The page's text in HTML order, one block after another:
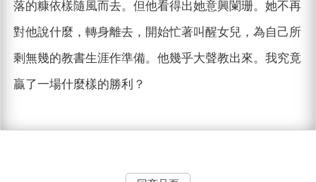
落的糠依樣隨風而去。但他看得出她意興闌珊。她不再
對他說什麼，轉身離去，開始忙著叫醒女兒，為自己所
剩無幾的教書生涯作準備。他幾乎大聲教出來。我究竟
贏了一場什麼樣的勝利？